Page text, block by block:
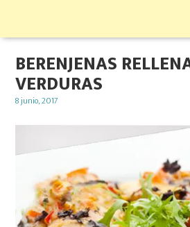
BERENJENAS
VERDURAS
Posted
8 junio, 2017